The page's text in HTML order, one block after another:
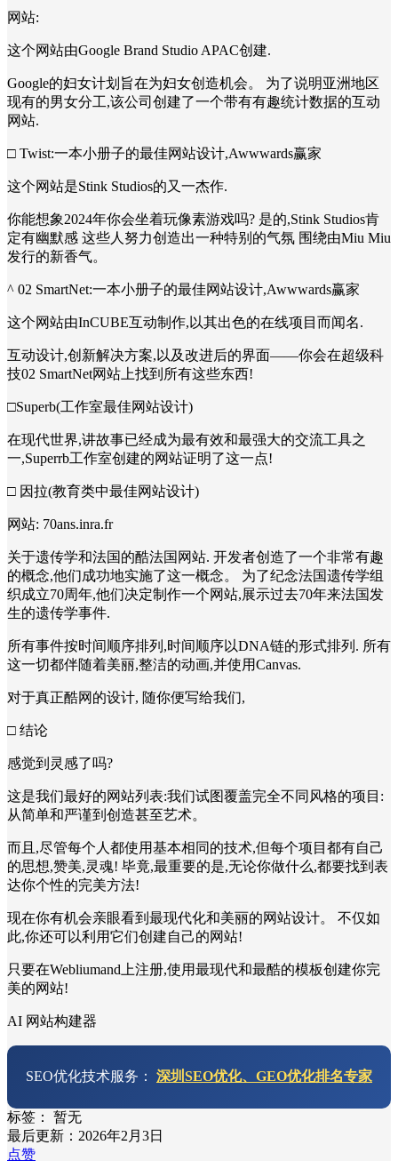
网站:
这个网站由Google Brand Studio APAC创建.
Google的妇女计划旨在为妇女创造机会。 为了说明亚洲地区
现有的男女分工,该公司创建了一个带有有趣统计数据的互动
网站.
□ Twist:一本小册子的最佳网站设计,Awwwards赢家
这个网站是Stink Studios的又一杰作.
你能想象2024年你会坐着玩像素游戏吗? 是的,Stink Studios肯
定有幽默感 这些人努力创造出一种特别的气氛 围绕由Miu Miu
发行的新香气。
^ 02 SmartNet:一本小册子的最佳网站设计,Awwwards赢家
这个网站由InCUBE互动制作,以其出色的在线项目而闻名.
互动设计,创新解决方案,以及改进后的界面——你会在超级科
技02 SmartNet网站上找到所有这些东西!
□Superb(工作室最佳网站设计)
在现代世界,讲故事已经成为最有效和最强大的交流工具之
一,Superrb工作室创建的网站证明了这一点!
□ 因拉(教育类中最佳网站设计)
网站: 70ans.inra.fr
关于遗传学和法国的酷法国网站. 开发者创造了一个非常有趣
的概念,他们成功地实施了这一概念。 为了纪念法国遗传学组
织成立70周年,他们决定制作一个网站,展示过去70年来法国发
生的遗传学事件.
所有事件按时间顺序排列,时间顺序以DNA链的形式排列. 所有
这一切都伴随着美丽,整洁的动画,并使用Canvas.
对于真正酷网的设计, 随你便写给我们,
□ 结论
感觉到灵感了吗?
这是我们最好的网站列表:我们试图覆盖完全不同风格的项目:
从简单和严谨到创造甚至艺术。
而且,尽管每个人都使用基本相同的技术,但每个项目都有自己
的思想,赞美,灵魂! 毕竟,最重要的是,无论你做什么,都要找到表
达你个性的完美方法!
现在你有机会亲眼看到最现代化和美丽的网站设计。 不仅如
此,你还可以利用它们创建自己的网站!
只要在Webliumand上注册,使用最现代和最酷的模板创建你完
美的网站!
AI 网站构建器
SEO优化技术服务： 深圳SEO优化、GEO优化排名专家
标签：
暂无
最后更新：2026年2月3日
点赞